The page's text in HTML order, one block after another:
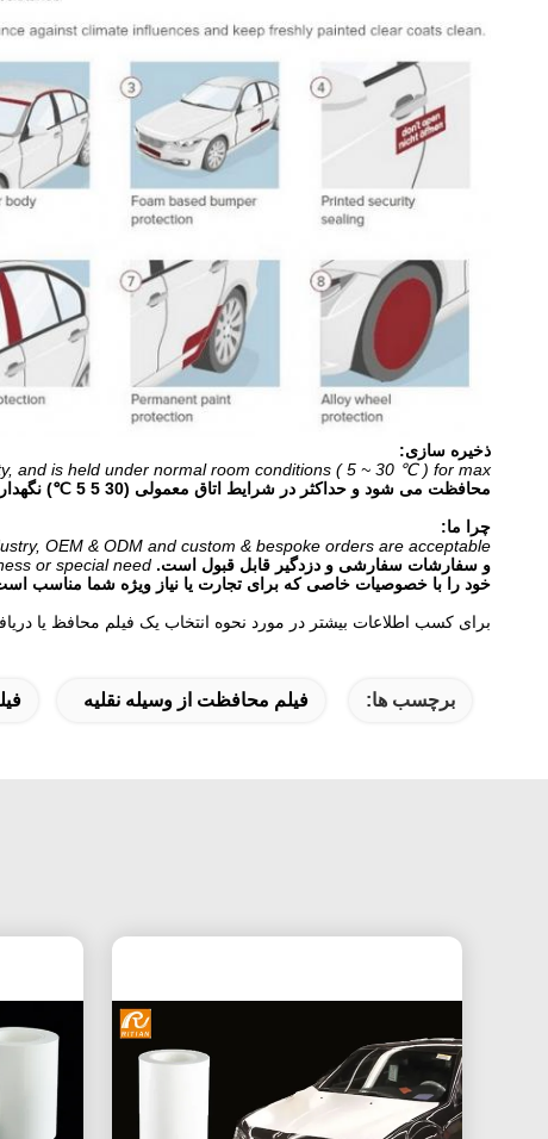
ذخیره سازی:
and is held under normal room conditions ( 5 ~ 30 ℃ ) for max.
محافظت می شود و حداکثر در شرایط اتاق معمولی (30 5 5 ℃) نگهداری می شود.
چرا ما:
OEM & ODM and custom & bespoke orders are acceptable.
و سفارشات سفارشی و دزدگیر قابل قبول است. or special need.
خود را با خصوصیات خاصی که برای تجارت یا نیاز ویژه شما مناسب
برای کسب اطلاعات بیشتر در مورد نحوه انتخاب یک فیلم محافظ یا
برچسب ها: فیلم محافظت از وسیله نقلیه